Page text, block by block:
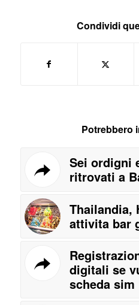
Condividi
Potrebbero
Sei ordigni
ritrovati a
Thailandia,
attivita bar
digitali se
scheda sim